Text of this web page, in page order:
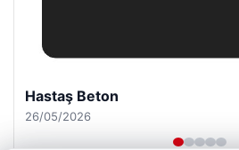
Prenses Night Club
29/04/2026